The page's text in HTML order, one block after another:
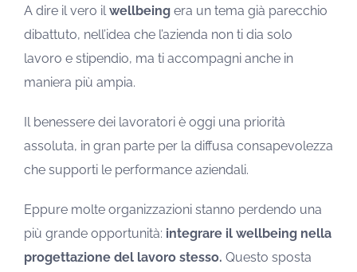
A dire il vero il wellbeingera un tema già parecchio
dibattuto, nell’idea che l’azienda non ti dia solo
lavoro e stipendio, ma ti accompagni anche in
maniera più ampia.
Il benessere dei lavoratori è oggi una priorità
assoluta, in gran parte per la diffusa consapevolezza
che supporti le performance aziendali.
Eppure molte organizzazioni stanno perdendo una
più grande opportunità: integrare il wellbeing nella
progettazione del lavoro stesso. Questo sposta